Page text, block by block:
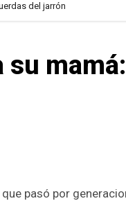
del jarrón
pasó por